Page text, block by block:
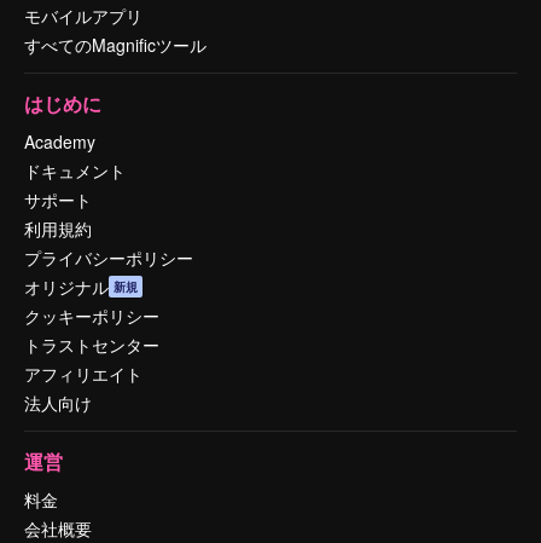
モバイルアプリ
すべてのMagnificツール
はじめに
Academy
ドキュメント
サポート
利用規約
プライバシーポリシー
オリジナル 新規
クッキーポリシー
トラストセンター
アフィリエイト
法人向け
運営
料金
会社概要